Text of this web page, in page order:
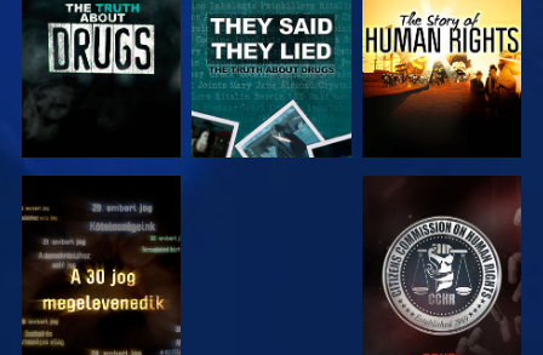
MŰSORNÉZÉS MŰSORNÉZÉS